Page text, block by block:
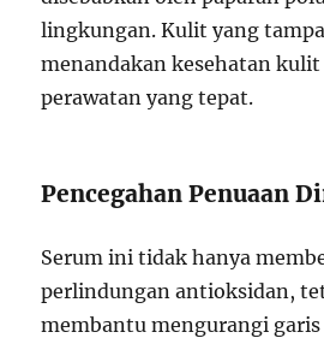
lingkungan. Kulit yang
menandakan kesehatan
perawatan yang tepat.
Pencegahan Penuaan
Serum ini tidak hanya
perlindungan antioksidan,
membantu mengurangi garis